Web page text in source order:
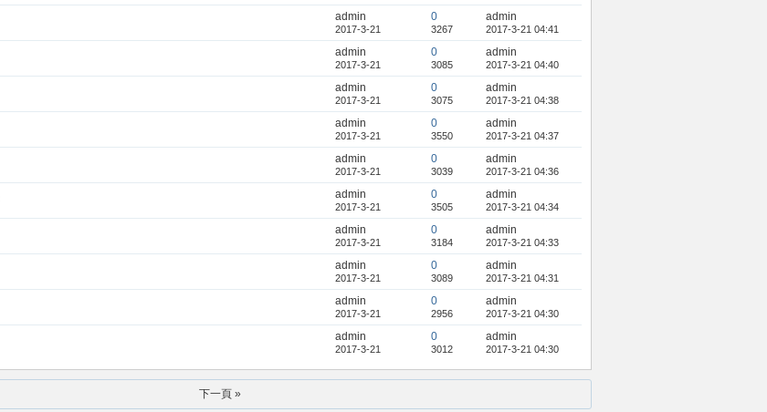
admin
2017-3-21
0
3267
admin
2017-3-21 04:41
admin
2017-3-21
0
3085
admin
2017-3-21 04:40
admin
2017-3-21
0
3075
admin
2017-3-21 04:38
admin
2017-3-21
0
3550
admin
2017-3-21 04:37
admin
2017-3-21
0
3039
admin
2017-3-21 04:36
admin
2017-3-21
0
3505
admin
2017-3-21 04:34
admin
2017-3-21
0
3184
admin
2017-3-21 04:33
admin
2017-3-21
0
3089
admin
2017-3-21 04:31
admin
2017-3-21
0
2956
admin
2017-3-21 04:30
admin
2017-3-21
0
3012
admin
2017-3-21 04:30
下一頁 »